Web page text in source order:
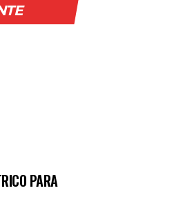
PARA